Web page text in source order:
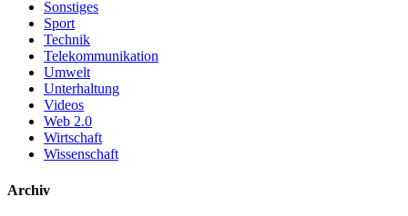
Sonstiges
Sport
Technik
Telekommunikation
Umwelt
Unterhaltung
Videos
Web 2.0
Wirtschaft
Wissenschaft
Archiv